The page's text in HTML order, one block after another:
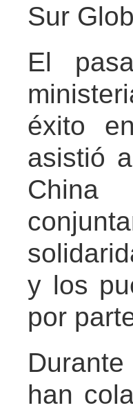
Sur
El
éxito
asistió
China
y los
por
han